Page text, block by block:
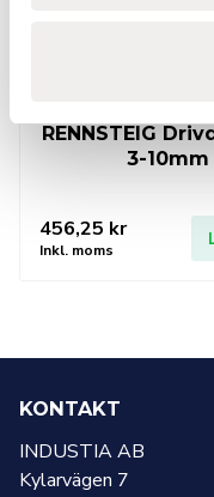
RENNSTEIG
3-10mm
456,25 kr
Inkl. moms
KONTAKT
INDUSTIA AB
Kylarvägen 7